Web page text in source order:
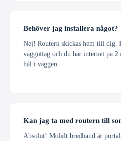
Behöver jag installera något?
Nej! Routern skickas hem till dig.
vägguttag och du har internet på
hål i väggen.
Kan jag ta med routern till
Absolut! Mobilt bredband är